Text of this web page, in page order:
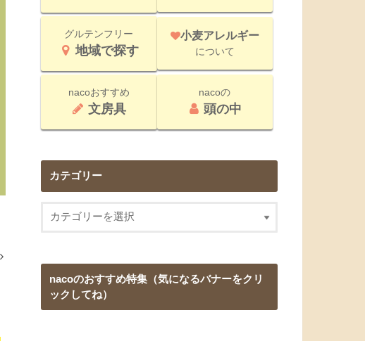
グルテンフリー
地域で探す
小麦アレルギー
について
nacoおすすめ
文房具
nacoの
頭の中
カテゴリー
nacoのおすすめ特集（気になるバナーをクリ
ックしてね）